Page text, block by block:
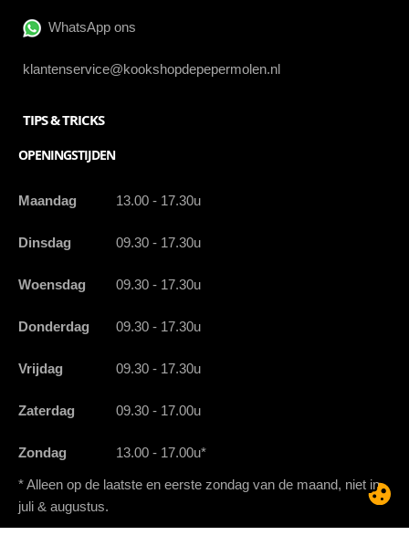
WhatsApp ons
klantenservice@kookshopdepepermolen.nl
TIPS & TRICKS
OPENINGSTIJDEN
Maandag 13.00 - 17.30u
Dinsdag 09.30 - 17.30u
Woensdag 09.30 - 17.30u
Donderdag 09.30 - 17.30u
Vrijdag 09.30 - 17.30u
Zaterdag 09.30 - 17.00u
Zondag 13.00 - 17.00u*
* Alleen op de laatste en eerste zondag van de maand, niet in
juli & augustus.